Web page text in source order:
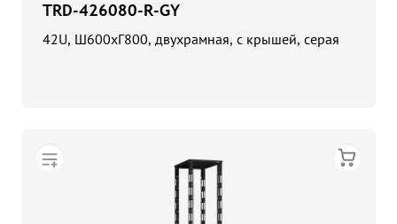
TRD-426080-R-GY
42U, Ш600хГ800, двухрамная, с крышей, серая